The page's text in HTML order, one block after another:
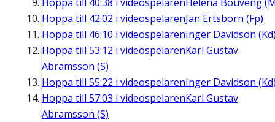
Hoppa till 42:02 i videospelarenJan Ertsborn (Fp)
Hoppa till 46:10 i videospelarenInger Davidson
Hoppa till 53:12 i videospelarenKarl Gustav
Abramsson (S)
Hoppa till 55:22 i videospelarenInger Davidson
Hoppa till 57:03 i videospelarenKarl Gustav
Abramsson (S)